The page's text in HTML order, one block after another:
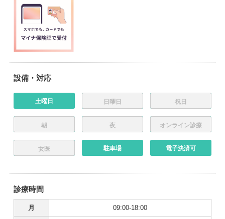
設備・対応
土曜日 日曜日 祝日
朝 夜 オンライン診療
女医 駐車場 電子決済可
診療時間
月 09:00-18:00